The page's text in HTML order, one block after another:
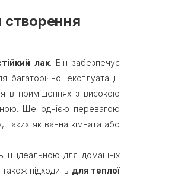
створення
лак. Він забезпечує
експлуатації.
в приміщеннях з високою
Ще однією перевагою
як ванна кімната або
її ідеальною для домашніх
також підходить для теплої